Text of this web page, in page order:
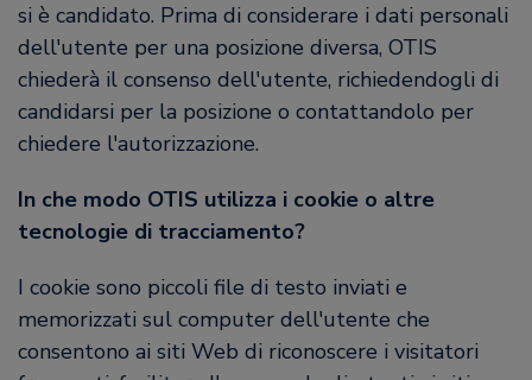
si è candidato. Prima di considerare i dati personali
dell'utente per una posizione diversa, OTIS
chiederà il consenso dell'utente, richiedendogli di
candidarsi per la posizione o contattandolo per
chiedere l'autorizzazione.
In che modo OTIS utilizza i cookie o altre
tecnologie di tracciamento?
I cookie sono piccoli file di testo inviati e
memorizzati sul computer dell'utente che
consentono ai siti Web di riconoscere i visitatori